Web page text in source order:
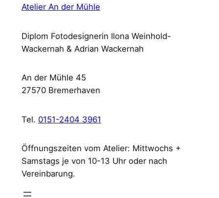
e
o
o
r
ä
d
e
Atelier An der Mühle
Diplom Fotodesignerin Ilona Weinhold-
Wackernah & Adrian Wackernah
An der Mühle 45
27570 Bremerhaven
Tel. 0151-2404 3961
Öffnungszeiten vom Atelier: Mittwochs +
Samstags je von 10-13 Uhr oder nach
Vereinbarung.